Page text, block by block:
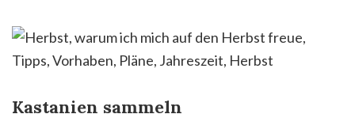
Kastanien sammeln